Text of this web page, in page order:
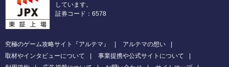
しています。
証券コード：6578
究極のゲーム攻略サイト『アルテマ』
アルテマの想い
取材やインタビューについて
事業提携や公式サイトについて